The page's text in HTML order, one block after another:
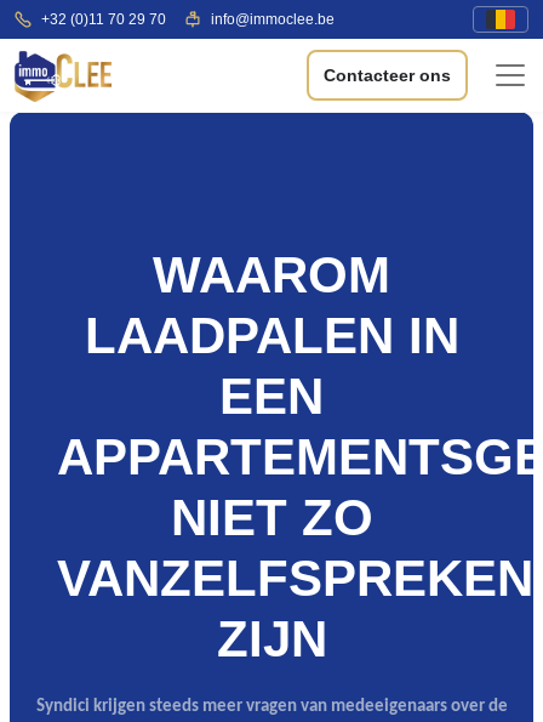
+32 (0)11 70 29 70 info@immoclee.be
Contacteer ons
WAAROM
LAADPALEN IN
EEN
NIET ZO
ZIJN
Syndici krijgen steeds meer vragen van medeeigenaars over de